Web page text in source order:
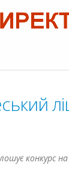
конкурс